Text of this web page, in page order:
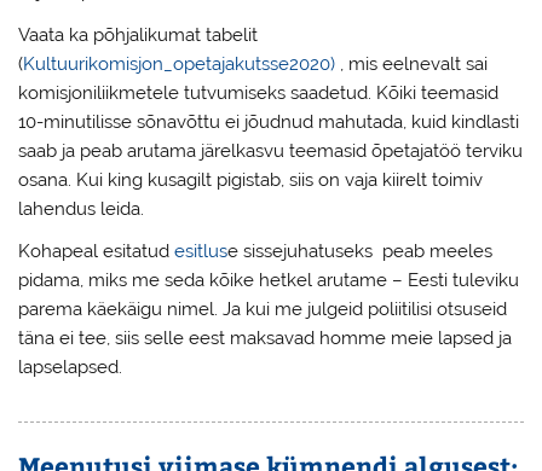
Vaata ka põhjalikumat tabelit
(Kultuurikomisjon_opetajakutsse2020)
, mis eelnevalt sai
komisjoniliikmetele tutvumiseks saadetud. Kõiki teemasid
10-minutilisse sõnavõttu ei jõudnud mahutada, kuid kindlasti
saab ja peab arutama järelkasvu teemasid õpetajatöö terviku
osana. Kui king kusagilt pigistab, siis on vaja kiirelt toimiv
lahendus leida.
Kohapeal esitatudesitluse sissejuhatuseks peab meeles
pidama, miks me seda kõike hetkel arutame – Eesti tuleviku
parema käekäigu nimel. Ja kui me julgeid poliitilisi otsuseid
täna ei tee, siis selle eest maksavad homme meie lapsed ja
lapselapsed.